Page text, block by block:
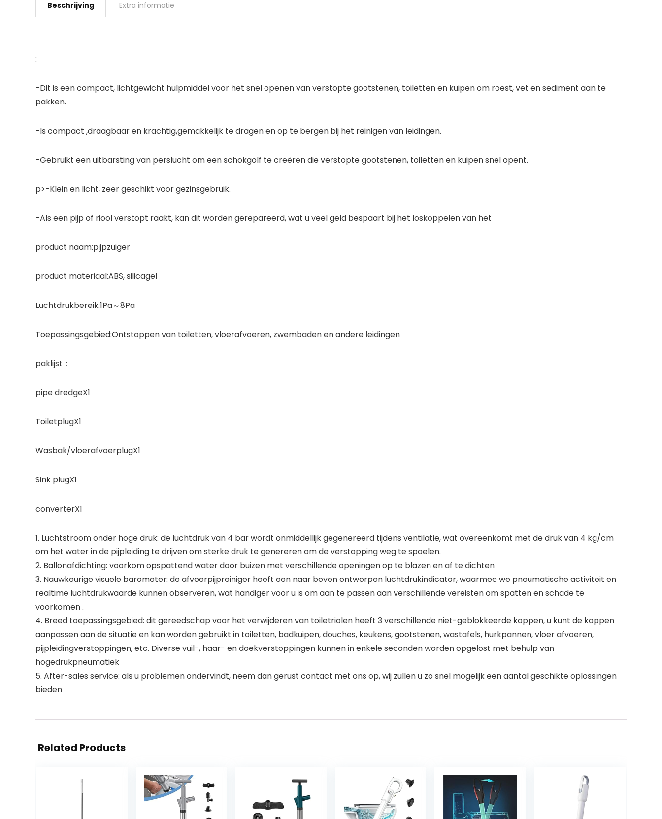
Beschrijving Extra informatie
:
-Dit is een compact, lichtgewicht hulpmiddel voor het snel openen van verstopte gootstenen, toiletten en kuipen om roest, vet en sediment aan te
pakken.
-Is compact ,draagbaar en krachtig,gemakkelijk te dragen en op te bergen bij het reinigen van leidingen.
-Gebruikt een uitbarsting van perslucht om een schokgolf te creëren die verstopte gootstenen, toiletten en kuipen snel opent.
p>-Klein en licht, zeer geschikt voor gezinsgebruik.
-Als een pijp of riool verstopt raakt, kan dit worden gerepareerd, wat u veel geld bespaart bij het loskoppelen van het
product naam:pijpzuiger
product materiaal:ABS, silicagel
Luchtdrukbereik:1Pa～8Pa
Toepassingsgebied:Ontstoppen van toiletten, vloerafvoeren, zwembaden en andere leidingen
paklijst：
pipe dredgeX1
ToiletplugX1
Wasbak/vloerafvoerplugX1
Sink plugX1
converterX1
1. Luchtstroom onder hoge druk: de luchtdruk van 4 bar wordt onmiddellijk gegenereerd tijdens ventilatie, wat overeenkomt met de druk van 4 kg/cm
om het water in de pijpleiding te drijven om sterke druk te genereren om de verstopping weg te spoelen.
2. Ballonafdichting: voorkom opspattend water door buizen met verschillende openingen op te blazen en af te dichten
3. Nauwkeurige visuele barometer: de afvoerpijpreiniger heeft een naar boven ontworpen luchtdrukindicator, waarmee we pneumatische activiteit en
realtime luchtdrukwaarde kunnen observeren, wat handiger voor u is om aan te passen aan verschillende vereisten om spatten en schade te
voorkomen .
4. Breed toepassingsgebied: dit gereedschap voor het verwijderen van toiletriolen heeft 3 verschillende niet-geblokkeerde koppen, u kunt de koppen
aanpassen aan de situatie en kan worden gebruikt in toiletten, badkuipen, douches, keukens, gootstenen, wastafels, hurkpannen, vloer afvoeren,
pijpleidingverstoppingen, etc. Diverse vuil-, haar- en doekverstoppingen kunnen in enkele seconden worden opgelost met behulp van
hogedrukpneumatiek
5. After-sales service: als u problemen ondervindt, neem dan gerust contact met ons op, wij zullen u zo snel mogelijk een aantal geschikte oplossingen
bieden
Related Products